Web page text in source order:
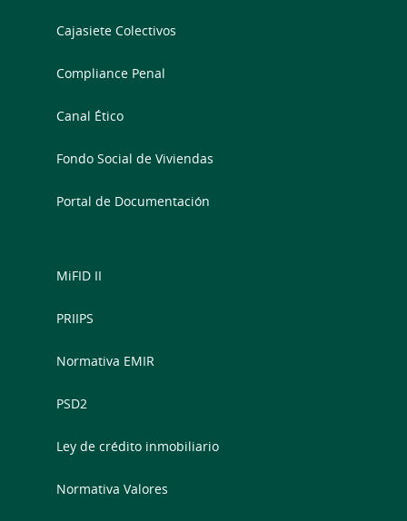
Cajasiete Colectivos
Compliance Penal
Canal Ético
Fondo Social de Viviendas
Portal de Documentación
MiFID II
PRIIPS
Normativa EMIR
PSD2
Ley de crédito inmobiliario
Normativa Valores